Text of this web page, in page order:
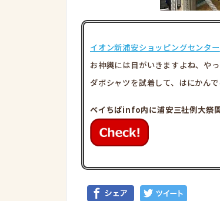
イオン新浦安ショッピングセンター
お神輿には目がいきますよね、やっ
ダボシャツを試着して、はにかん
ベイちばinfo内に浦安三社例大祭